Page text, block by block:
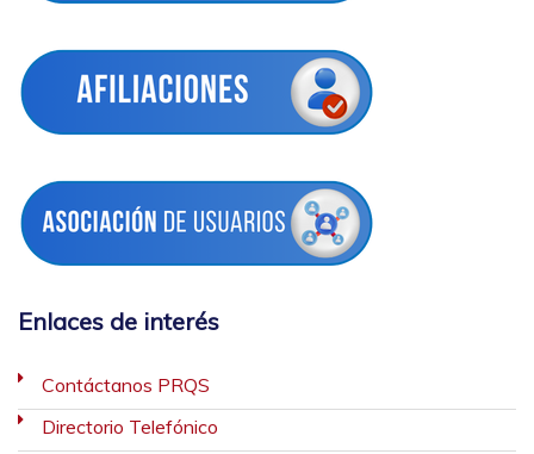
Enlaces de interés
Contáctanos PRQS
Directorio Telefónico